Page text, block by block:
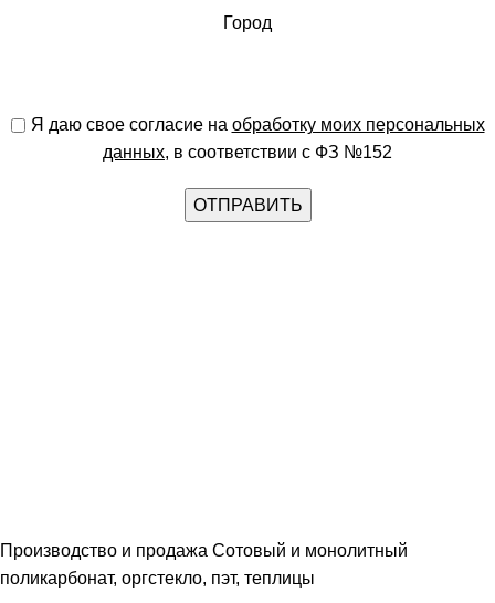
Город
Я даю свое согласие на обработку моих персональных
данных, в соответствии с ФЗ №152
Производство и продажа Сотовый и монолитный
поликарбонат, оргстекло, пэт, теплицы